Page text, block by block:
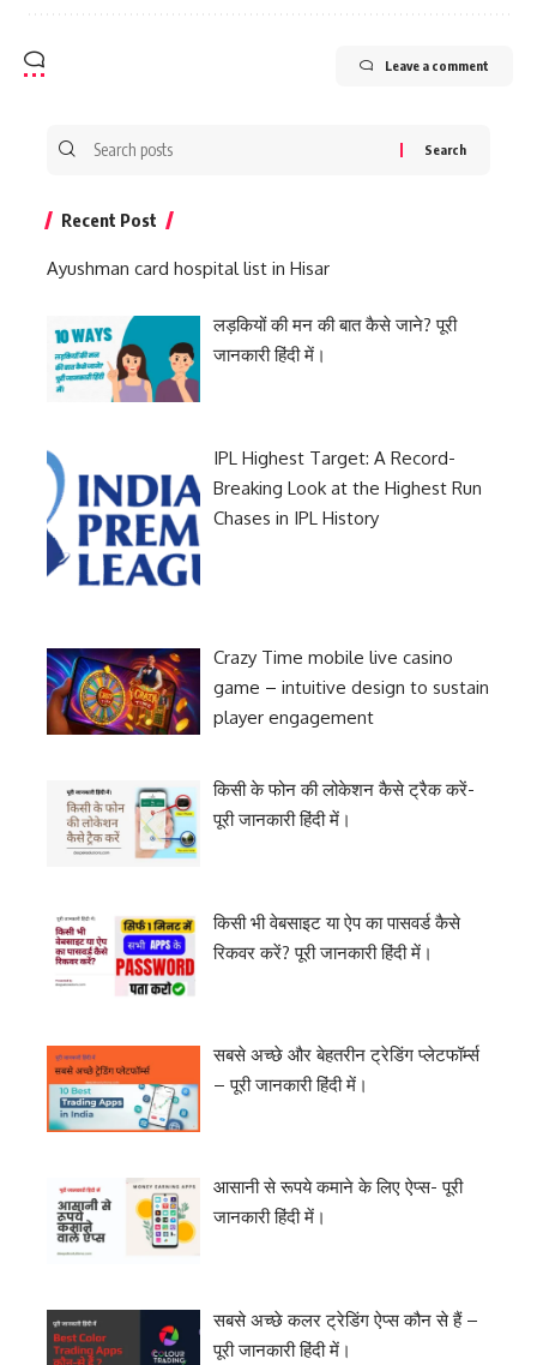
Leave a comment
Search
Recent Post
Ayushman card hospital list in Hisar
लड़कियों की मन की बात कैसे जाने? पूरी
जानकारी हिंदी में।
IPL Highest Target: A Record-
Breaking Look at the Highest Run
Chases in IPL History
Crazy Time mobile live casino
game – intuitive design to sustain
player engagement
किसी के फोन की लोकेशन कैसे ट्रैक करें-
पूरी जानकारी हिंदी में।
किसी भी वेबसाइट या ऐप का पासवर्ड कैसे
रिकवर करें? पूरी जानकारी हिंदी में।
सबसे अच्छे और बेहतरीन ट्रेडिंग प्लेटफॉर्म्स
– पूरी जानकारी हिंदी में।
आसानी से रूपये कमाने के लिए ऐप्स- पूरी
जानकारी हिंदी में।
सबसे अच्छे कलर ट्रेडिंग ऐप्स कौन से हैं –
पूरी जानकारी हिंदी में।